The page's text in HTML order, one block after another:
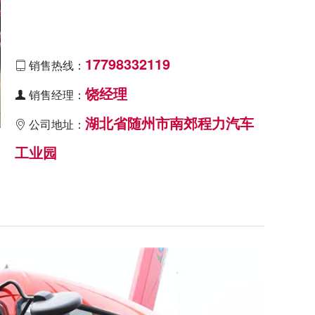
 销售热线： 17798332119
 销售经理： 饶经理
 公司地址： 湖北省随州市南郊程力汽车
工业园